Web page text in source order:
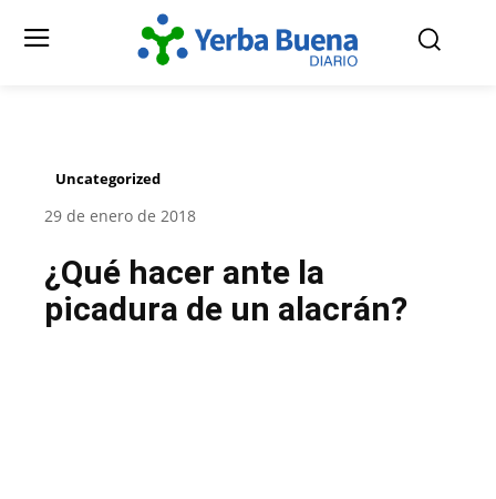
Uncategorized
29 de enero de 2018
¿Qué hacer ante la
picadura de un alacrán?